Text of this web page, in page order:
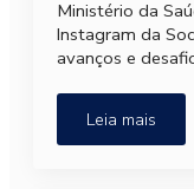
Ministério da
Instagram da
avanços e
Leia mais